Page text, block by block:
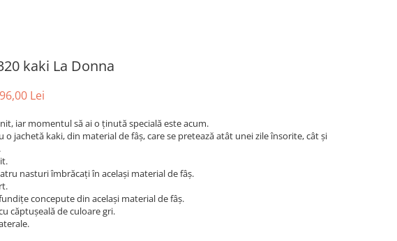
kaki La Donna
Lei
iar momentul să ai o ținută specială este acum.
o jachetă kaki, din material de fâș, care se pretează atât unei zile însorite, cât și
nasturi îmbrăcați în același material de fâș.
concepute din același material de fâș.
căptușeală de culoare gri.